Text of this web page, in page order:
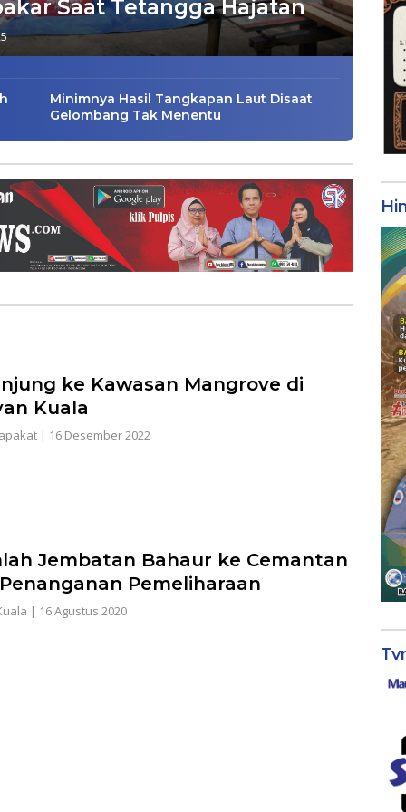
Saat Tetangga Hajatan
Minimnya Hasil Tangkapan Laut Disaat
Gelombang Tak Menentu
ke Kawasan Mangrove di
Kuala
| 16 Desember 2022
Jembatan Bahaur ke Cemantan
Pemeliharaan
| 16 Agustus 2020